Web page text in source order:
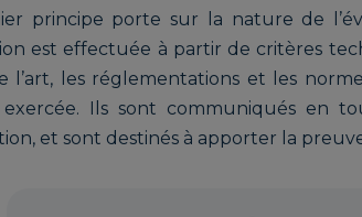
principe porte sur la nature de
est effectuée à partir de critères
l’art, les réglementations et les
exercée. Ils sont communiqués en
et sont destinés à apporter la